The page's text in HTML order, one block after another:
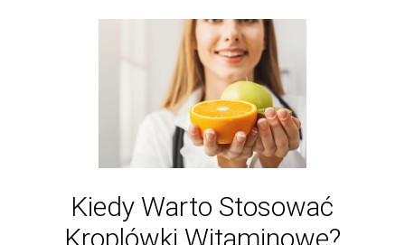
Kiedy Warto Stosować
Kroplówki Witaminowe?